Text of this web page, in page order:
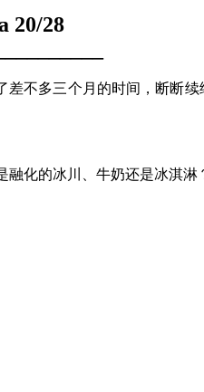
20/28
不多三个月的时间，断断
化的冰川、牛奶还是冰淇淋